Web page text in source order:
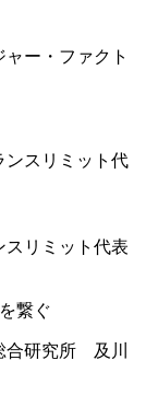
ー・ファクト
スリミット代表
繋ぐ